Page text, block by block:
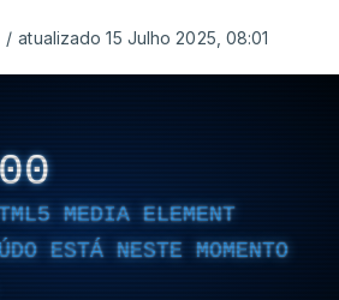
/ atualizado 15 Julho 2025, 08:01
MEDIA ELEMENT
ESTÁ NESTE MOMENTO